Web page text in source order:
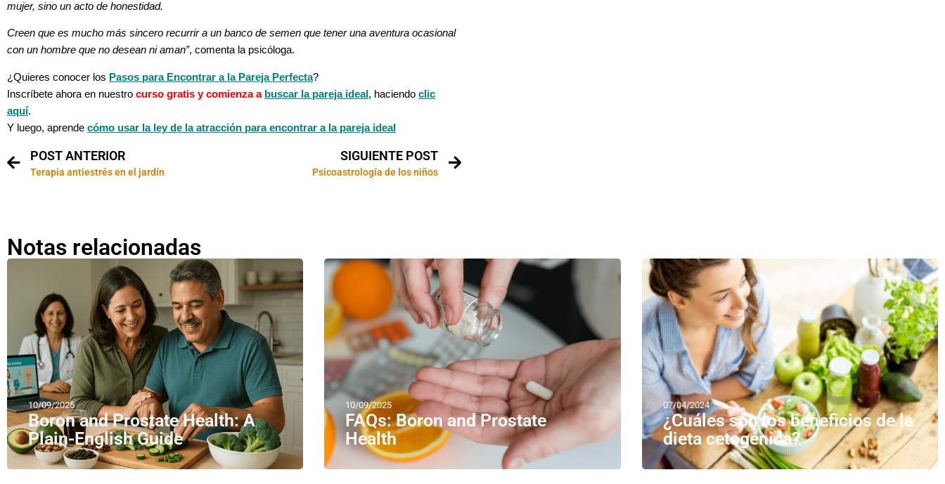
mujer, sino un acto de honestidad.
Creen que es mucho más sincero recurrir a un banco de semen que tener una aventura ocasional
con un hombre que no desean ni aman”, comenta la psicóloga.
¿Quieres conocer los Pasos para Encontrar a la Pareja Perfecta?
Inscríbete ahora en nuestro curso gratis y comienza a buscar la pareja ideal , haciendo clic
aquí.
Y luego, aprende cómo usar la ley de la atracción para encontrar a la pareja ideal
POST ANTERIOR
Terapia antiestrés en el jardín
SIGUIENTE POST
Psicoastrología de los niños
Notas relacionadas
10/09/2025
Boron and Prostate Health: A
Plain-English Guide
10/09/2025
FAQs: Boron and Prostate
Health
07/04/2024
¿Cuáles son los beneficios de la
dieta cetogénica?